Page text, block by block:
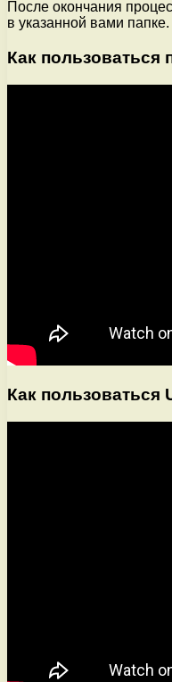
После окончания
в указанной вами папке.
Как пользоваться
Как пользоваться